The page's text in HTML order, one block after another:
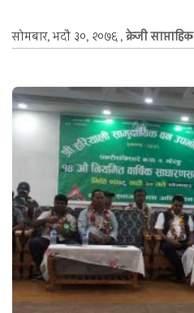
सोमबार, भदौ ३०, २०७६, क्रेजी साप्ताहिक